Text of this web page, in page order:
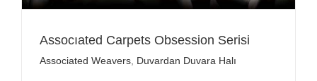
Assocıated Carpets Obsession Serisi
Associated Weavers, Duvardan Duvara Halı